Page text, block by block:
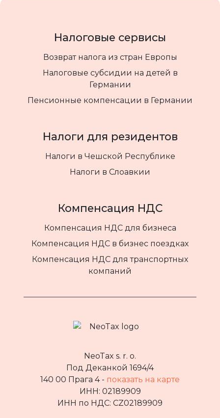
Налоговые сервисы
Возврат налога из стран Европы
Налоговые субсидии на детей в
Германии
Пенсионные компенсации в Германии
Налоги для резидентов
Налоги в Чешской Республике
Налоги в Слоавкии
Компенсация НДС
Компенсация НДС для бизнеса
Компенсация НДС в бизнес поездках
Компенсация НДС для транспортных
компаний
NeoTax s. r. o.
Под Деканкой 1694/4
140 00 Прага 4 - показать на карте
ИНН: 02189909
ИНН по НДС: CZ02189909